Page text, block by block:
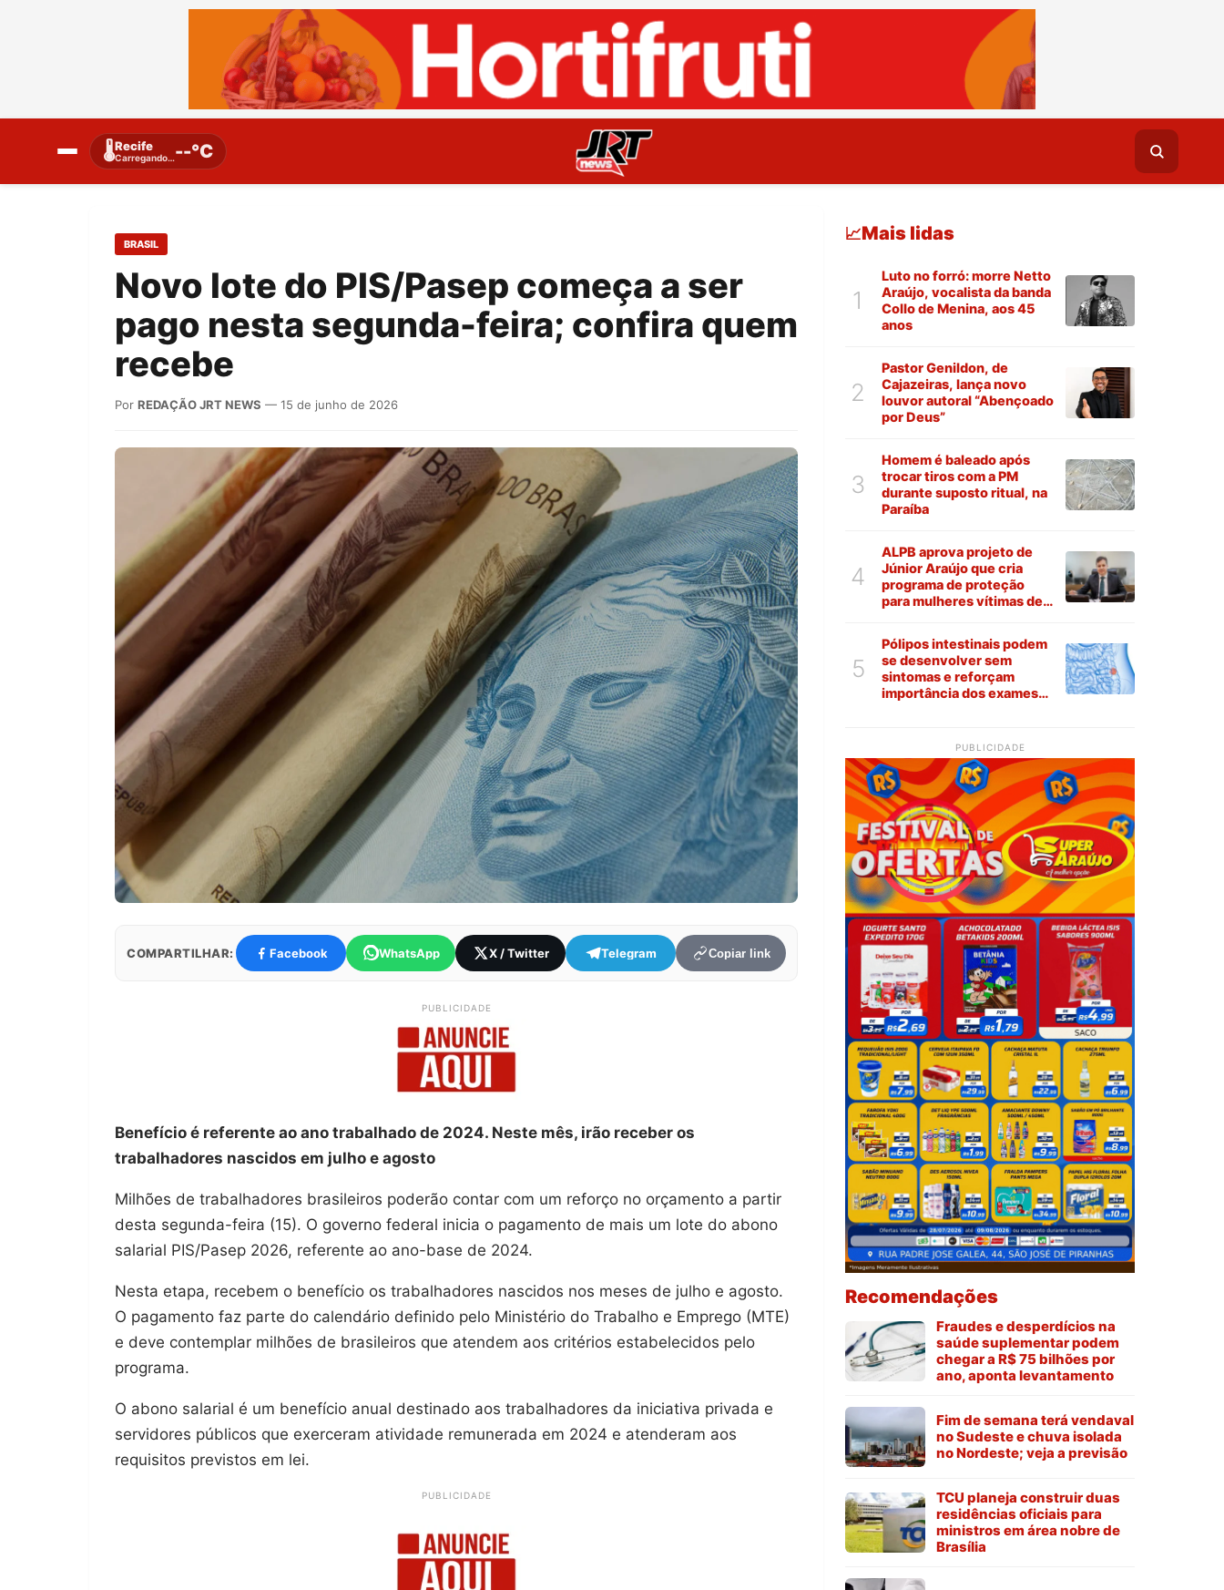
🌡️Recife
Carregando…--°C
BRASIL
Novo lote do PIS/Pasep começa a ser
pago nesta segunda-feira; confira quem
recebe
Por REDAÇÃO JRT NEWS — 15 de junho de 2026
COMPARTILHAR: Facebook WhatsApp X / Twitter Telegram Copiar link
PUBLICIDADE
Benefício é referente ao ano trabalhado de 2024. Neste mês, irão receber os
trabalhadores nascidos em julho e agosto
Milhões de trabalhadores brasileiros poderão contar com um reforço no orçamento a partir
desta segunda-feira (15). O governo federal inicia o pagamento de mais um lote do abono
salarial PIS/Pasep 2026, referente ao ano-base de 2024.
Nesta etapa, recebem o benefício os trabalhadores nascidos nos meses de julho e agosto.
O pagamento faz parte do calendário definido pelo Ministério do Trabalho e Emprego (MTE)
e deve contemplar milhões de brasileiros que atendem aos critérios estabelecidos pelo
programa.
O abono salarial é um benefício anual destinado aos trabalhadores da iniciativa privada e
servidores públicos que exerceram atividade remunerada em 2024 e atenderam aos
requisitos previstos em lei.
PUBLICIDADE
📈Mais lidas
1
Luto no forró: morre Netto
Araújo, vocalista da banda
Collo de Menina, aos 45
anos
2
Pastor Genildon, de
Cajazeiras, lança novo
louvor autoral “Abençoado
por Deus”
3
Homem é baleado após
trocar tiros com a PM
durante suposto ritual, na
Paraíba
4
ALPB aprova projeto de
Júnior Araújo que cria
programa de proteção
para mulheres vítimas de
5
Pólipos intestinais podem
se desenvolver sem
sintomas e reforçam
importância dos exames
PUBLICIDADE
Recomendações
Fraudes e desperdícios na
saúde suplementar podem
chegar a R$ 75 bilhões por
ano, aponta levantamento
Fim de semana terá vendaval
no Sudeste e chuva isolada
no Nordeste; veja a previsão
TCU planeja construir duas
residências oficiais para
ministros em área nobre de
Brasília